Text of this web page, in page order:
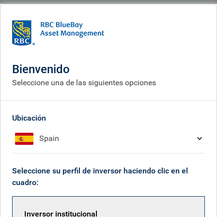
What we do
Políticas e información
Bienvenido
Seleccione una de las siguientes opciones
Ubicación
Spain
Seleccione su perfil de inversor haciendo clic en el
cuadro:
Inversor institucional